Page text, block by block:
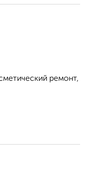
ремонт,